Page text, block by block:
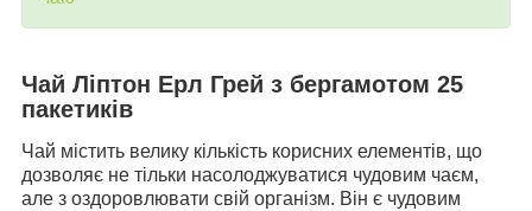
Чай Ліптон Ерл Грей з бергамотом 25
пакетиків
Чай містить велику кількість корисних елементів, що
дозволяє не тільки насолоджуватися чудовим чаєм,
але з оздоровлювати свій організм. Він є чудовим